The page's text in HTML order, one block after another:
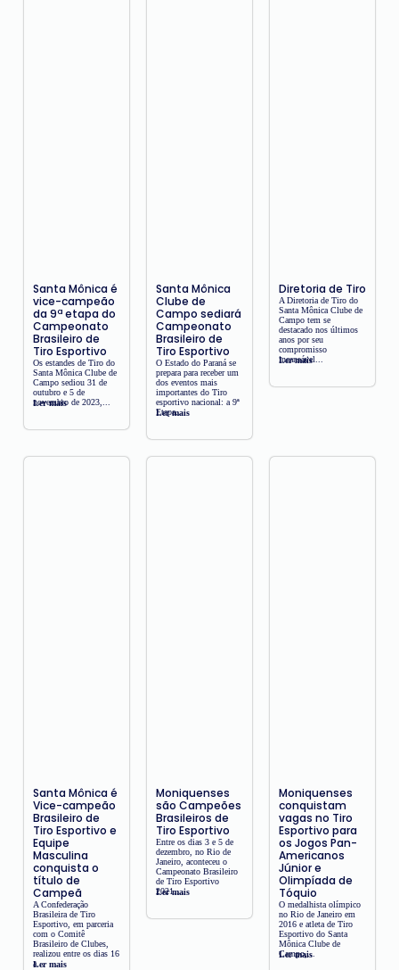
Santa Mônica é
vice-campeão
da 9ª etapa do
Campeonato
Brasileiro de
Tiro Esportivo
Os estandes de Tiro do
Santa Mônica Clube de
Campo sediou 31 de
outubro e 5 de
novembro de 2023,...
Ler mais
Santa Mônica
Clube de
Campo sediará
Campeonato
Brasileiro de
Tiro Esportivo
O Estado do Paraná se
prepara para receber um
dos eventos mais
importantes do Tiro
esportivo nacional: a 9ª
Etapa...
Ler mais
Diretoria de Tiro
A Diretoria de Tiro do
Santa Mônica Clube de
Campo tem se
destacado nos últimos
anos por seu
compromisso
incansável...
Ler mais
Santa Mônica é
Vice-campeão
Brasileiro de
Tiro Esportivo e
Equipe
Masculina
conquista o
título de
Campeã
A Confederação
Brasileira de Tiro
Esportivo, em parceria
com o Comitê
Brasileiro de Clubes,
realizou entre os dias 16
a...
Ler mais
Moniquenses
são Campeões
Brasileiros de
Tiro Esportivo
Entre os dias 3 e 5 de
dezembro, no Rio de
Janeiro, aconteceu o
Campeonato Brasileiro
de Tiro Esportivo
2021....
Ler mais
Moniquenses
conquistam
vagas no Tiro
Esportivo para
os Jogos Pan-
Americanos
Júnior e
Olimpíada de
Tóquio
O medalhista olímpico
no Rio de Janeiro em
2016 e atleta de Tiro
Esportivo do Santa
Mônica Clube de
Campo,...
Ler mais